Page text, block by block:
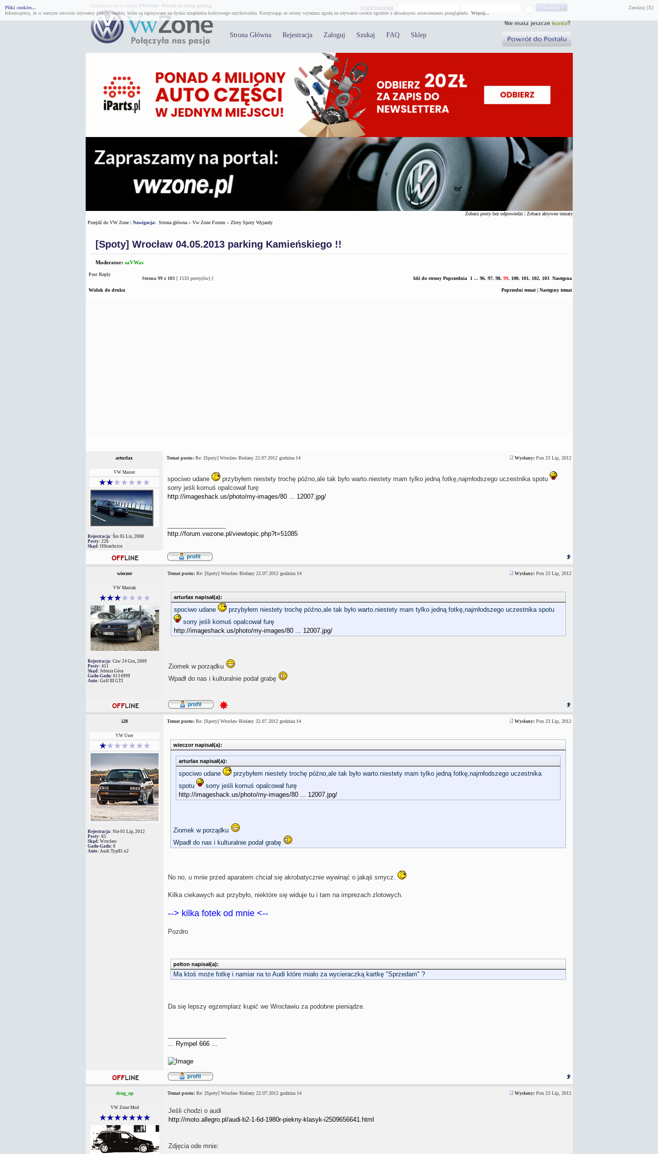
Zamknij [X]
Pliki cookies...
Informujemy, że w naszym serwisie używamy plików cookie, które są zapisywane na dysku urządzenia końcowego użytkownika. Korzystając ze strony wyrażasz zgodę na używanie cookie zgodnie z aktualnymi ustawieniami przeglądarki. Więcej...
Znajdujesz się na forum VWZone. Powrót na stronę główną.
Strona Główna Rejestracja Zaloguj Szukaj FAQ Sklep
Zobacz posty bez odpowiedzi | Zobacz aktywne tematy
Przejdź do VW Zone| Nawigacja: Strona główna» Vw Zone Forum » Zloty Spoty Wyjazdy
[Spoty] Wrocław 04.05.2013 parking Kamieńskiego !!
Moderator: saVWas
Post Reply
Strona 99z 103[ 1533 posty(ów) ] Idź do strony Poprzednia 1 ... 96, 97, 98, 99, 100, 101, 102, 103 Następna
Widok do druku Poprzedni temat| Następny temat
arturlax Temat postu:Re: [Spoty] Wrocław Bielany 22.07.2012 godzina 14 Wysłany:Pon 23 Lip, 2012
VW Master
Rejestracja: Śro 05 Lis, 2008
Posty: 226
Skąd: Olbrachcice
spociwo udane
przybyłem niestety trochę późno,ale tak było warto.niestety mam tylko jedną fotkę,najmłodszego uczestnika spotu
sorry jeśli komuś opalcował furę
http://imageshack.us/photo/my-images/80 ... 12007.jpg/
http://forum.vwzone.pl/viewtopic.php?t=51085
wieczor Temat postu:Re: [Spoty] Wrocław Bielany 22.07.2012 godzina 14 Wysłany:Pon 23 Lip, 2012
VW Maniak
Rejestracja: Czw 24 Gru, 2009
Posty: 451
Skąd: Jelenia Góra
Gadu-Gadu: 6114999
Auto: Golf III GTI
arturlax napisał(a):
spociwo udane
przybyłem niestety trochę późno,ale tak było warto.niestety mam tylko jedną fotkę,najmłodszego uczestnika spotu
sorry jeśli komuś opalcował furę
http://imageshack.us/photo/my-images/80 ... 12007.jpg/
Ziomek w porządku
Wpadł do nas i kulturalnie podał grabę
i28 Temat postu:Re: [Spoty] Wrocław Bielany 22.07.2012 godzina 14 Wysłany:Pon 23 Lip, 2012
VW User
Rejestracja: Nie 01 Lip, 2012
Posty: 65
Skąd: Wrocław
Gadu-Gadu: 0
Auto: Audi Typ85 x2
wieczor napisał(a):
arturlax napisał(a):
spociwo udane
przybyłem niestety trochę późno,ale tak było warto.niestety mam tylko jedną fotkę,najmłodszego uczestnika
spotu
sorry jeśli komuś opalcował furę
http://imageshack.us/photo/my-images/80 ... 12007.jpg/
Ziomek w porządku
Wpadł do nas i kulturalnie podał grabę
No no, u mnie przed aparatem chciał się akrobatycznie wywinąć o jakąś smycz.
Kilka ciekawych aut przybyło, niektóre się widuje tu i tam na imprezach zlotowych.
--> kilka fotek od mnie <--
Pozdro
pelton napisał(a):
Ma ktoś może fotkę i namiar na to Audi które miało za wycieraczką kartkę "Sprzedam" ?
Da się lepszy egzemplarz kupić we Wrocławiu za podobne pieniądze.
... Rympel 666 ...
drag_op Temat postu:Re: [Spoty] Wrocław Bielany 22.07.2012 godzina 14 Wysłany:Pon 23 Lip, 2012
VW Zone Mod
Jeśli chodzi o audi
http://moto.allegro.pl/audi-b2-1-6d-1980r-piekny-klasyk-i2509656641.html
Zdjęcia ode mnie: